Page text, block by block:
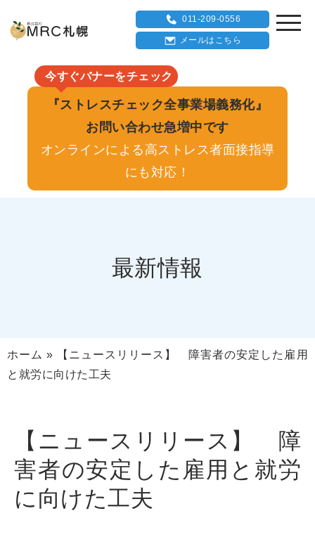
011-209-0556
メールはこちら
今すぐバナーをチェック
『ストレスチェック全事業場義務化』
お問い合わせ急増中です
オンラインによる高ストレス者面接指導
にも対応！
最新情報
ホーム »
【ニュースリリース】 障害者の安定した雇用
と就労に向けた工夫
【ニュースリリース】 障
害者の安定した雇用と就労
に向けた工夫